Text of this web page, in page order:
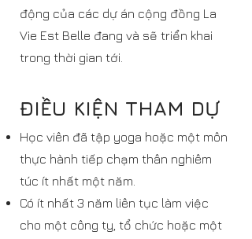
động của các dự án cộng đồng La
Vie Est Belle đang và sẽ triển khai
trong thời gian tới.
ĐIỀU KIỆN THAM DỰ
Học viên đã tập yoga hoặc một môn
thực hành tiếp chạm thân nghiêm
túc ít nhất một năm.
Có ít nhất 3 năm liên tục làm việc
cho một công ty, tổ chức hoặc một